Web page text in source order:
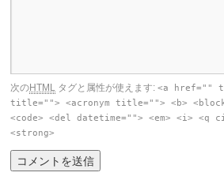
次のHTML タグと属性が使えます:<a href=""
title=""> <acronym title=""> <b>
<code> <del datetime=""> <em> <i> <q
<strong>